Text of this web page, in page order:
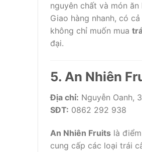
nguyên chất và món
Giao hàng nhanh, có
không chỉ muốn mua
đại.
5. An Nhiên
Địa chỉ: Nguyễn Oanh,
SĐT: 0862 292 938
An Nhiên Fruits là
cung cấp các loại trái